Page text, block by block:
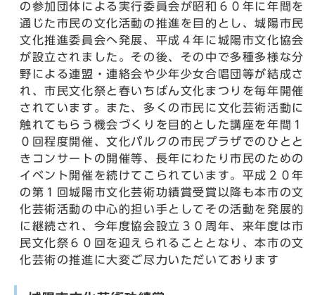
の参加団体による実行委員会が昭和６０年に年間を
通じた市民の文化活動の推進を目的とし、城陽市民
文化推進委員会へ発展、平成４年に城陽市文化協会
が設立されました。その後、その中で多種多様な分
野による連盟・連絡会や少年少女合唱団等が結成さ
れ、市民文化祭と春いちばん文化まつりを毎年開催
されています。また、多くの市民に文化芸術活動に
触れてもらう機会づくりを目的とした講座を年間１
０回程度開催、文化パルクの市民プラザでのひとと
きコンサートの開催等、長年にわたり市民のための
イベント開催を続けてこられています。平成２０年
の第１回城陽市文化芸術功績賞受賞以降も本市の文
化芸術活動の中心的担い手としてその活動を発展的
に継続され、今年度協会設立３０周年、来年度は市
民文化祭６０回を迎えられることとなり、本市の文
化芸術の推進に大変ご尽力いただいております